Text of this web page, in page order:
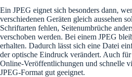
Ein JPEG eignet sich besonders dann,
verschiedenen Geräten gleich aussehen
Schriftarten fehlen, Seitenumbrüche
verschoben werden. Bei einem JPEG
erhalten. Dadurch lässt sich eine Datei
der optische Eindruck verändert. Auch
Online-Veröffentlichungen und schnelle
JPEG-Format gut geeignet.